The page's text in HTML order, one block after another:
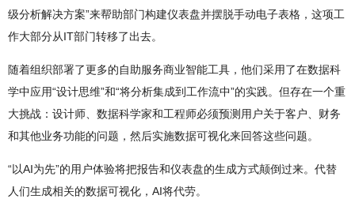
级分析解决方案”来帮助部门构建仪表盘并摆脱手动电子表格，这项工
作大部分从IT部门转移了出去。
随着组织部署了更多的自助服务商业智能工具，他们采用了在数据科
学中应用“设计思维”和“将分析集成到工作流中”的实践。但存在一个重
大挑战：设计师、数据科学家和工程师必须预测用户关于客户、财务
和其他业务功能的问题，然后实施数据可视化来回答这些问题。
“以AI为先”的用户体验将把报告和仪表盘的生成方式颠倒过来。代替
人们生成相关的数据可视化，AI将代劳。